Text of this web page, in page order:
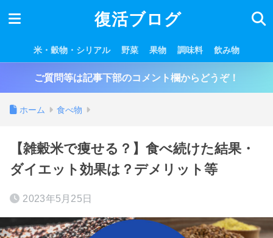
復活ブログ
米・穀物・シリアル 野菜 果物 調味料 飲み物
ご質問等は記事下部のコメント欄からどうぞ！
ホーム 食べ物
【雑穀米で痩せる？】食べ続けた結果・
ダイエット効果は？デメリット等
2023年5月25日